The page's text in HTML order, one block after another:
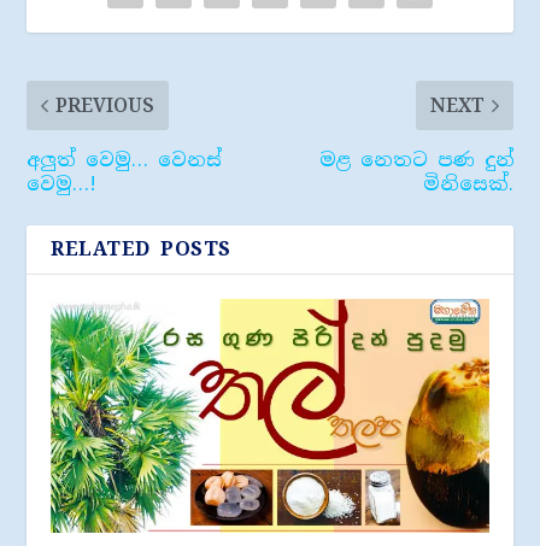
PREVIOUS
අලුත් වෙමු… වෙනස්
වෙමු…!
NEXT
මළ නෙතට පණ දුන්
මිනිසෙක්.
RELATED POSTS